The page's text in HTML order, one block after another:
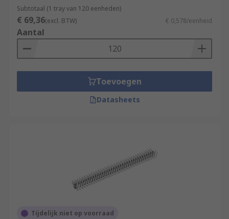
Subtotaal (1 tray van 120 eenheden)
€ 69,36(excl. BTW) € 0,578/eenheid
Aantal
Toevoegen
Datasheets
Tijdelijk niet op voorraad